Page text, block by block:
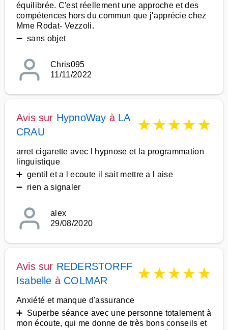
équilibrée. C'est réellement une approche et des
compétences hors du commun que j'apprécie chez
Mme Rodat- Vezzoli.
➖ sans objet
Chris095
11/11/2022
Avis sur HypnoWay à LA
CRAU
★★★★★
arret cigarette avec l hypnose et la programmation
linguistique
➕ gentil et a l ecoute il sait mettre a l aise
➖ rien a signaler
alex
29/08/2020
Avis sur REDERSTORFF
Isabelle à COLMAR ★★★★★
Anxiété et manque d'assurance
➕ Superbe séance avec une personne totalement à
mon écoute, qui me donne de très bons conseils et